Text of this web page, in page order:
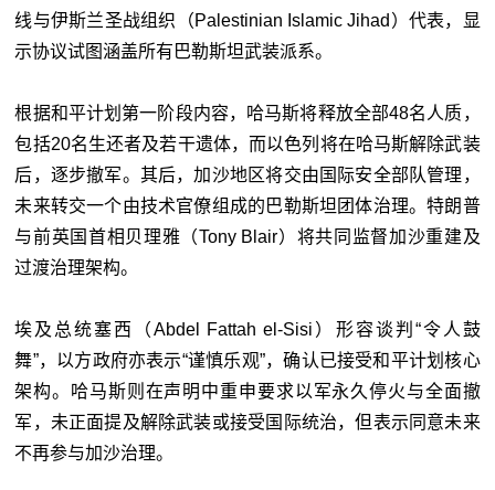
线与伊斯兰圣战组织（Palestinian Islamic Jihad）代表，显
示协议试图涵盖所有巴勒斯坦武装派系。
根据和平计划第一阶段内容，哈马斯将释放全部48名人质，
包括20名生还者及若干遗体，而以色列将在哈马斯解除武装
后，逐步撤军。其后，加沙地区将交由国际安全部队管理，
未来转交一个由技术官僚组成的巴勒斯坦团体治理。特朗普
与前英国首相贝理雅（Tony Blair）将共同监督加沙重建及
过渡治理架构。
埃及总统塞西（Abdel Fattah el-Sisi）形容谈判“令人鼓
舞”，以方政府亦表示“谨慎乐观”，确认已接受和平计划核心
架构。哈马斯则在声明中重申要求以军永久停火与全面撤
军，未正面提及解除武装或接受国际统治，但表示同意未来
不再参与加沙治理。